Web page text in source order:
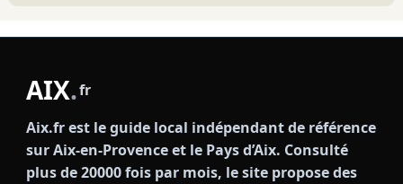
AIX.fr
Aix.fr est le guide local indépendant de référence
sur Aix-en-Provence et le Pays d’Aix. Consulté
plus de 20000 fois par mois, le site propose des